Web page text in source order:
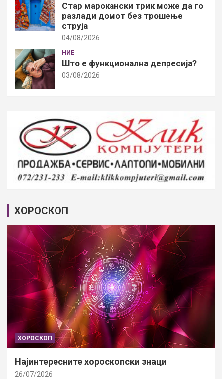
Стар марокански трик може да го
разлади домот без трошење
струја
04/08/2026
НИЕ
Што е функционална депресија?
03/08/2026
ХОРОСКОП
ХОРОСКОП
Најинтересните хороскопски знаци
26/07/2026